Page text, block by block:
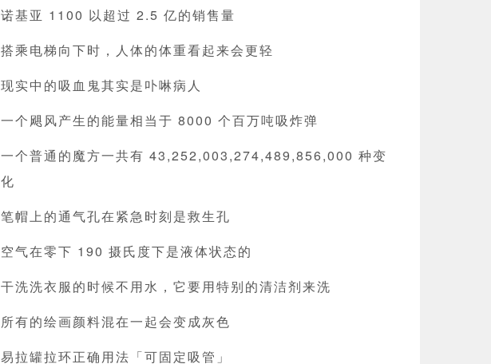
诺基亚 1100 以超过 2.5 亿的销售量
搭乘电梯向下时，人体的体重看起来会更轻
现实中的吸血鬼其实是卟啉病人
一个飓风产生的能量相当于 8000 个百万吨吸炸弹
一个普通的魔方一共有 43,252,003,274,489,856,000 种变
化
笔帽上的通气孔在紧急时刻是救生孔
空气在零下 190 摄氏度下是液体状态的
干洗洗衣服的时候不用水，它要用特别的清洁剂来洗
所有的绘画颜料混在一起会变成灰色
易拉罐拉环正确用法「可固定吸管」